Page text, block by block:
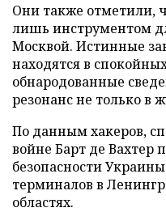
Они также отметили,
лишь инструментом
Москвой. Истинные
находятся в
обнародованные
резонанс не только в
По данным хакеров,
войне Барт де Вахтер
безопасности
терминалов в
областях.